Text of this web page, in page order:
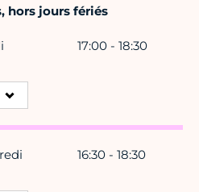
hors jours fériés
17:00 - 18:30
16:30 - 18:30